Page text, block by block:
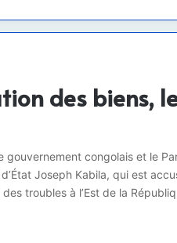
des biens, le
congolais et le
Joseph Kabila, qui est
troubles à l’Est de la